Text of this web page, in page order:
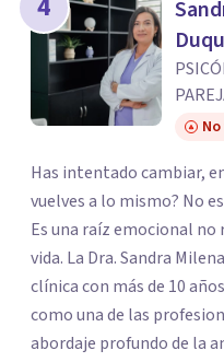
Has intentado cambiar,
vuelves a lo mismo? No
Es una raíz emocional
vida. La Dra. Sandra Milena Jiménez Duque es psicóloga
clínica con más de 10
como una de las
abordaje profundo de la